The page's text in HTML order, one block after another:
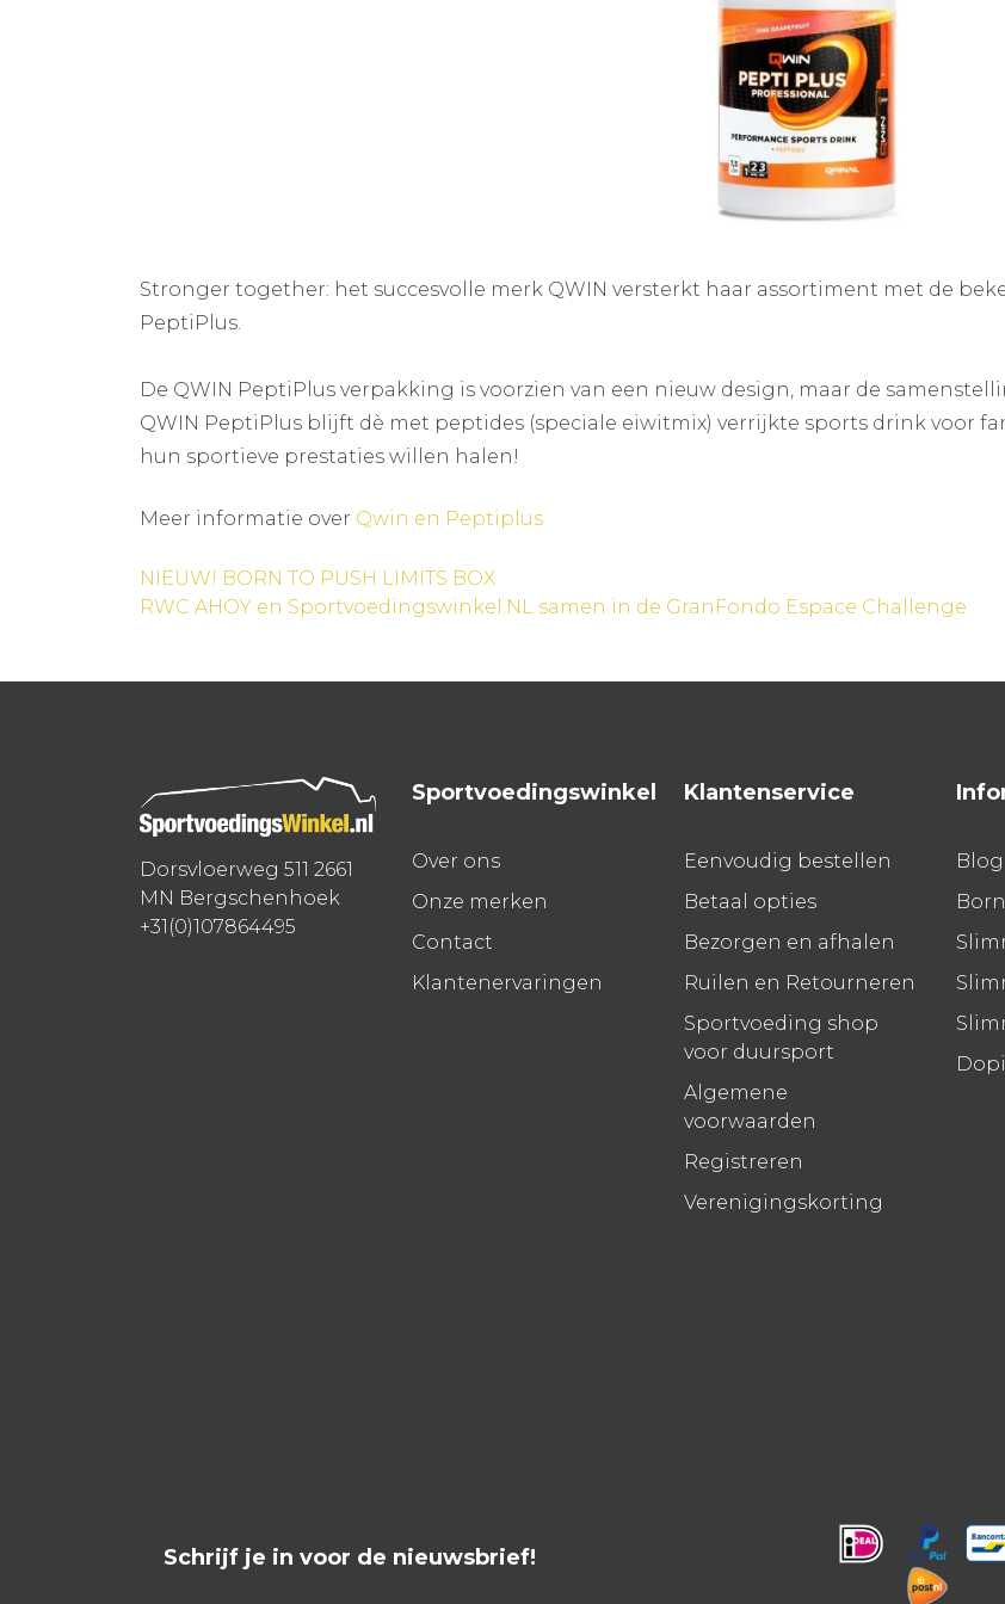
Stronger together: het succesvolle merk QWIN versterkt haar assortiment met de
PeptiPlus.
De QWIN PeptiPlus verpakking is voorzien van een nieuw design, maar de
QWIN PeptiPlus blijft dè met peptides (speciale eiwitmix) verrijkte sports drink voor
hun sportieve prestaties willen halen!
Meer informatie over Qwin en Peptiplus
Bericht
NIEUW! BORN TO PUSH LIMITS BOX
RWC AHOY en Sportvoedingswinkel.NL samen in de GranFondo Espace Challenge
Dorsvloerweg 511 2661
MN Bergschenhoek
+31(0)107864495
Sportvoedingswinkel
Over ons
Onze merken
Contact
Klantenervaringen
Klantenservice
Eenvoudig bestellen
Betaal opties
Bezorgen en afhalen
Ruilen en Retourneren
Sportvoeding shop
voor duursport
Algemene
voorwaarden
Registreren
Verenigingskorting
Blog
Schrijf je in voor de nieuwsbrief!